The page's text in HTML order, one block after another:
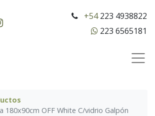
+54223 4938822
223 6565181
180x90cm OFF White C/vidrio Galpón